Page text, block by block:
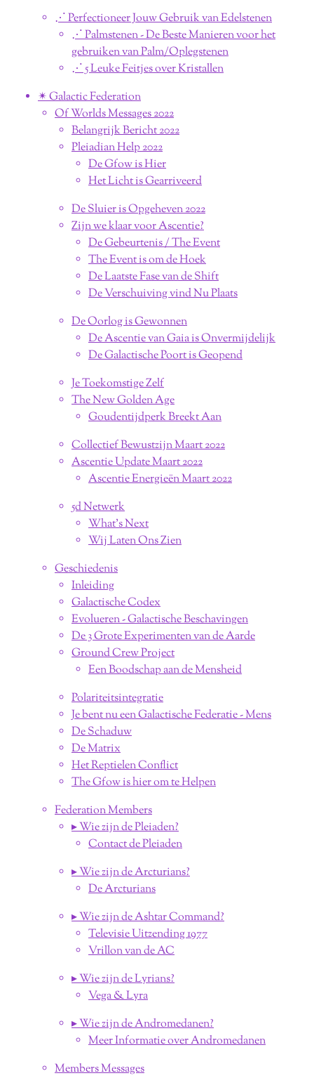
⋰ Perfectioneer Jouw Gebruik van Edelstenen
⋰ Palmstenen - De Beste Manieren voor het
gebruiken van Palm/Oplegstenen
⋰ 5 Leuke Feitjes over Kristallen
✴︎ Galactic Federation
Of Worlds Messages 2022
Belangrijk Bericht 2022
Pleiadian Help 2022
De Gfow is Hier
Het Licht is Gearriveerd
De Sluier is Opgeheven 2022
Zijn we klaar voor Ascentie?
De Gebeurtenis / The Event
The Event is om de Hoek
De Laatste Fase van de Shift
De Verschuiving vind Nu Plaats
De Oorlog is Gewonnen
De Ascentie van Gaia is Onvermijdelijk
De Galactische Poort is Geopend
Je Toekomstige Zelf
The New Golden Age
Goudentijdperk Breekt Aan
Collectief Bewustzijn Maart 2022
Ascentie Update Maart 2022
Ascentie Energieën Maart 2022
5d Netwerk
What's Next
Wij Laten Ons Zien
Geschiedenis
Inleiding
Galactische Codex
Evolueren - Galactische Beschavingen
De 3 Grote Experimenten van de Aarde
Ground Crew Project
Een Boodschap aan de Mensheid
Polariteitsintegratie
Je bent nu een Galactische Federatie - Mens
De Schaduw
De Matrix
Het Reptielen Conflict
The Gfow is hier om te Helpen
Federation Members
▸ Wie zijn de Pleiaden?
Contact de Pleiaden
▸ Wie zijn de Arcturians?
De Arcturians
▸ Wie zijn de Ashtar Command?
Televisie Uitzending 1977
Vrillon van de AC
▸ Wie zijn de Lyrians?
Vega & Lyra
▸ Wie zijn de Andromedanen?
Meer Informatie over Andromedanen
Members Messages